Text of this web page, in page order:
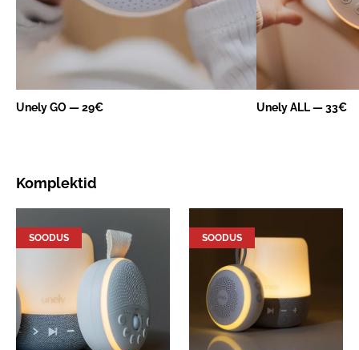
Unely GO — 29€ Unely ALL — 33€
Komplektid
SOODUS SOODUS